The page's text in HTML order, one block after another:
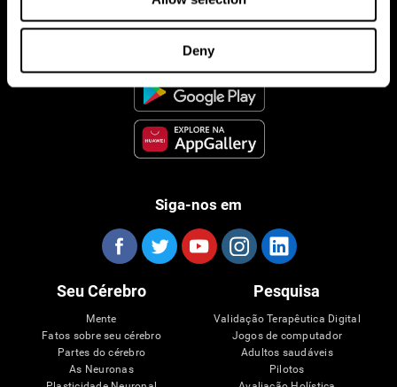
Deny
Siga-nos em
Seu Cérebro
Mente
Fatos sobre seu cérebro
Partes do cérebro
As Neuronas
Pesquisa
Validação Terapêutica Digital
Jogos de computador
Adultos saudáveis
Pilotos